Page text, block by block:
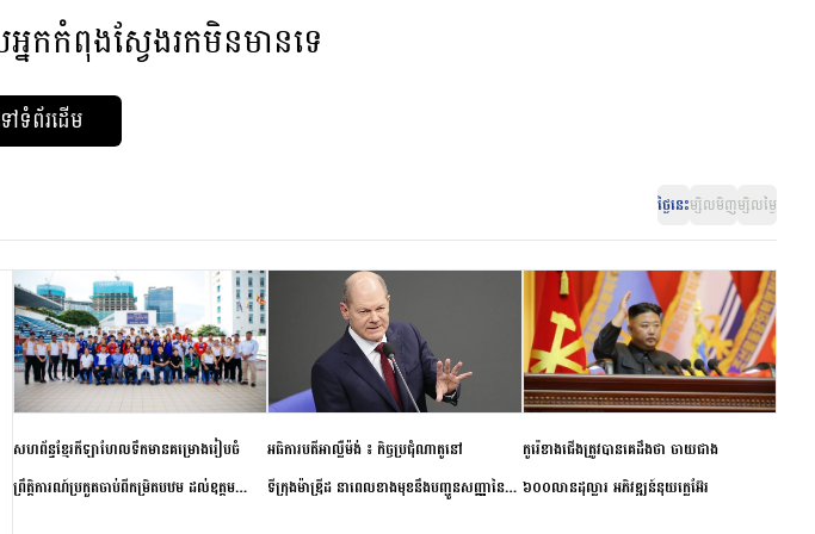
នកកំពុងស្វែងរកមិនមានទេ
ទំព័រដើម
ថ្ងៃនេះម្សិលមិញម្សិលម្ងៃ
សហព័ន្ធខ្មែរកីឡាហែលទឹកមានគម្រោងរៀបចំ
ព្រឹត្តិការណ៍ប្រកួតចាប់ពីកម្រិតបឋម ដល់ឧត្តម
អធិការបតីអាល្លឺម៉ង់ ៖ កិច្ចប្រជុំណាតូនៅ
ទីក្រុងម៉ាឌ្រីដ នាពេលខាងមុខនឹងបញ្ជូនសញ្ញានៃ
កូរ៉េខាងជើងត្រូវបានគេដឹងថា ចាយជាង
៦០០លានដុល្លារ អភិវឌ្ឍន៍នុយក្លេអ៊ែរ